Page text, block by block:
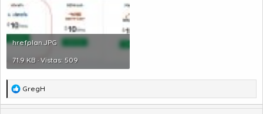
hrefplan.JPG
71.9 KB · Vistas: 509
R
e
GregH